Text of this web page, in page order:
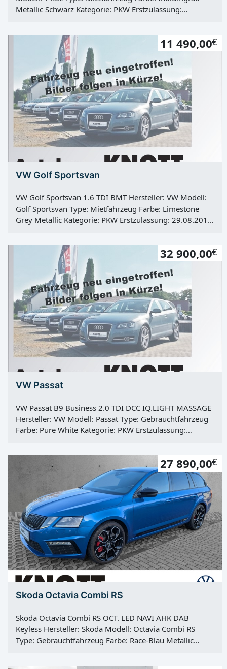
Metallic Schwarz Kategorie: PKW Erstzulassung:
110 KW / 150 PS Getriebe: manuell Antrieb: Frontantrieb
Vorbesitzer: 1
11 490,00€
VW Golf Sportsvan
VW Golf Sportsvan 1.6 TDI BMT Hersteller: VW Modell:
Golf Sportsvan Type: Mietfahrzeug Farbe: Limestone
Grey Metallic Kategorie: PKW Erstzulassung: 29.08.2016
110 PS Getriebe: manuell Antrieb: Frontantrieb Hu: neu
Vorbesitzer: 2
32 900,00€
VW Passat
VW Passat B9 Business 2.0 TDI DCC IQ.LIGHT MASSAGE
Hersteller: VW Modell: Passat Type: Gebrauchtfahrzeug
Farbe: Pure White Kategorie: PKW Erstzulassung:
110 KW / 150 PS Getriebe: Automatik Antrieb:
Frontantrieb Hu: neu Vorbesitzer: 1
27 890,00€
Skoda Octavia Combi RS
Skoda Octavia Combi RS OCT. LED NAVI AHK DAB
Keyless Hersteller: Skoda Modell: Octavia Combi RS
Type: Gebrauchtfahrzeug Farbe: Race-Blau Metallic